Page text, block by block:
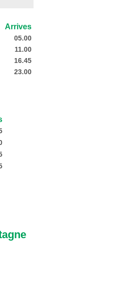
Arrives
05.00
11.00
16.45
23.00